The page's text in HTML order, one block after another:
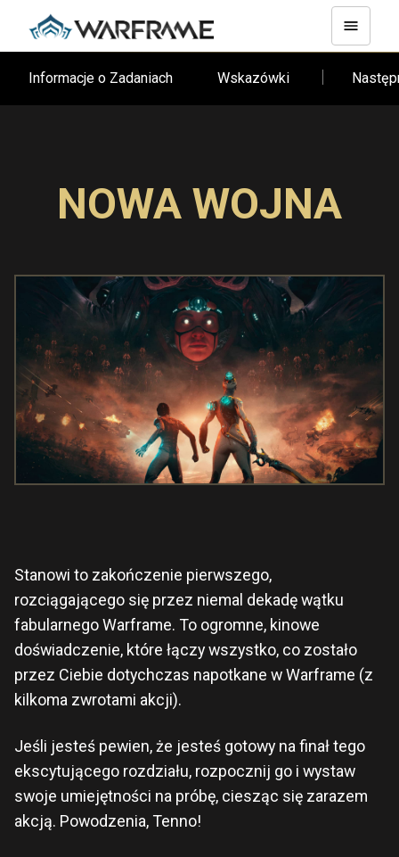
Informacje o Zadaniach Wskazówki
NOWA WOJNA
Stanowi to zakończenie pierwszego,
rozciągającego się przez niemal dekadę wątku
fabularnego Warframe. To ogromne, kinowe
doświadczenie, które łączy wszystko, co zostało
przez Ciebie dotychczas napotkane w Warframe (z
kilkoma zwrotami akcji).
Jeśli jesteś pewien, że jesteś gotowy na finał tego
ekscytującego rozdziału, rozpocznij go i wystaw
swoje umiejętności na próbę, ciesząc się zarazem
akcją. Powodzenia, Tenno!